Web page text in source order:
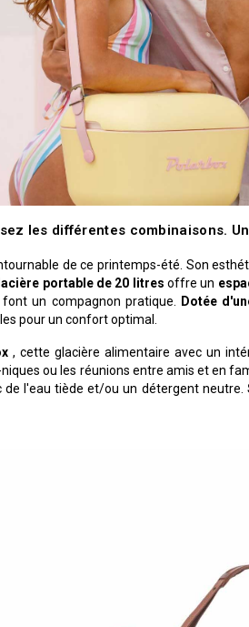
les différentes combinaisons.
de ce printemps-été. Son
portable de 20 litres offre un
un compagnon pratique. Dotée
pour un confort optimal.
, cette glacière alimentaire avec un
ou les réunions entre amis et en
l'eau tiède et/ou un détergent neutre.